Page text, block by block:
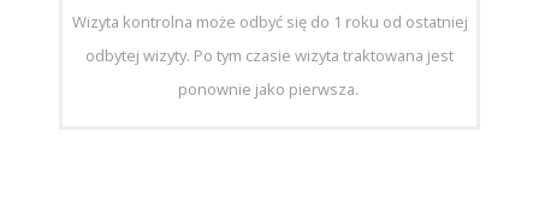
Wizyta kontrolna może odbyć się do 1 roku od ostatniej
odbytej wizyty. Po tym czasie wizyta traktowana jest
ponownie jako pierwsza.